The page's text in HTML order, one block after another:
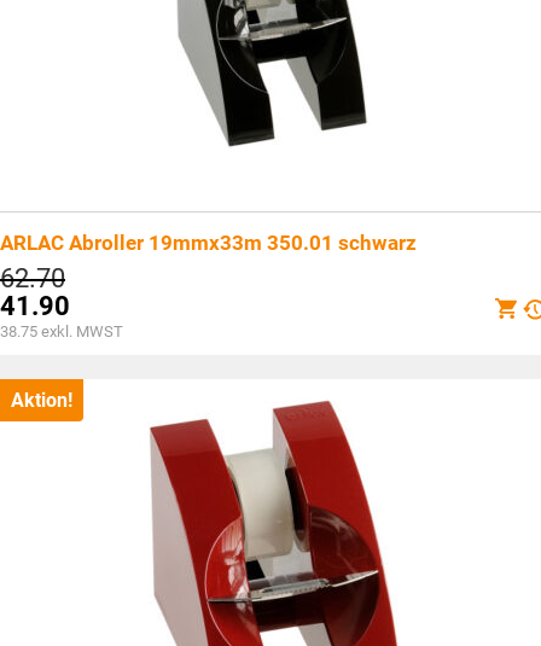
ARLAC Abroller 19mmx33m 350.01 schwarz
62.70Ursprünglicher
Preis
war:
CHF62.70
41.90
Aktueller
ist:
CHF41.90.
38.75 exkl. MWST
Aktion!